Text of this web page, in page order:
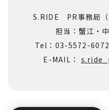
S.RIDE PR事務局（
担当：蟹江・
Tel：03-5572-
E-MAIL：